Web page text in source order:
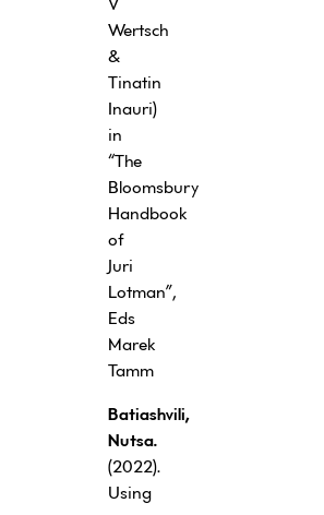
Wertsch
&
Tinatin
Inauri)
in
“The
Bloomsbury
Handbook
of
Juri
Lotman”,
Eds
Marek
Tamm
Batiashvili,
Nutsa.
(2022).
Using